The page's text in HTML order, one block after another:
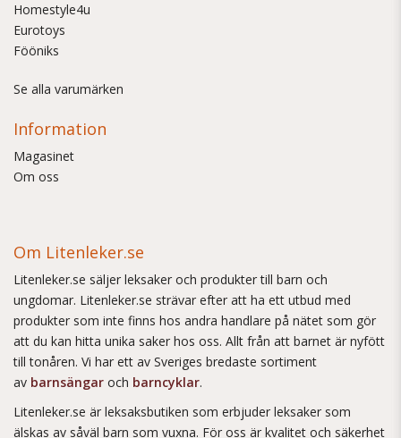
Homestyle4u
Eurotoys
Fööniks
Se alla varumärken
Information
Magasinet
Om oss
Om Litenleker.se
Litenleker.se säljer leksaker och produkter till barn och
ungdomar. Litenleker.se strävar efter att ha ett utbud med
produkter som inte finns hos andra handlare på nätet som gör
att du kan hitta unika saker hos oss. Allt från att barnet är nyfött
till tonåren. Vi har ett av Sveriges bredaste sortiment
av barnsängar och barncyklar.
Litenleker.se är leksaksbutiken som erbjuder leksaker som
älskas av såväl barn som vuxna. För oss är kvalitet och säkerhet